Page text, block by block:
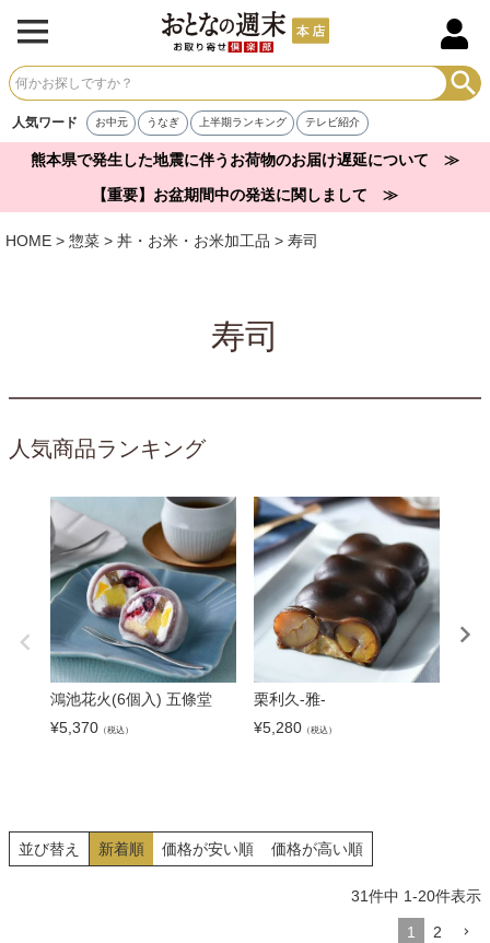
人気ワード お中元 うなぎ 上半期ランキング テレビ紹介
熊本県で発生した地震に伴うお荷物のお届け遅延について ≫
【重要】お盆期間中の発送に関しまして ≫
HOME 惣菜 丼・お米・お米加工品 寿司
寿司
人気商品ランキング
鴻池花火(6個入) 五條堂
¥5,370 （税込）
栗利久-雅-
¥5,280 （税込）
並び替え 新着順 価格が安い順 価格が高い順
31件中 1-20件表示
1 2